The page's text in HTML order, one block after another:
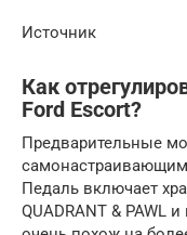
Источник
Как
Ford Escort?
Предварительные
Педаль включает
QUADRANT & PAWL